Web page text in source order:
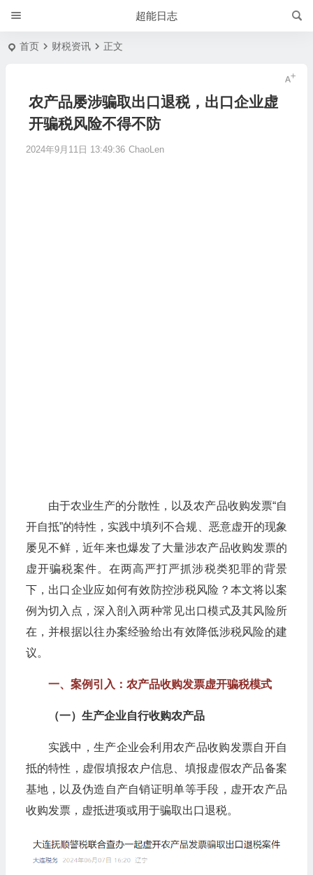
超能日志
首页 财税资讯 正文
农产品屡涉骗取出口退税，出口企业虚
开骗税风险不得不防
2024年9月11日 13:49:36 ChaoLen
由于农业生产的分散性，以及农产品收购发票“自
开自抵”的特性，实践中填列不合规、恶意虚开的现象
屡见不鲜，近年来也爆发了大量涉农产品收购发票的
虚开骗税案件。在两高严打严抓涉税类犯罪的背景
下，出口企业应如何有效防控涉税风险？本文将以案
例为切入点，深入剖入两种常见出口模式及其风险所
在，并根据以往办案经验给出有效降低涉税风险的建
议。
一、案例引入：农产品收购发票虚开骗税模式
（一）生产企业自行收购农产品
实践中，生产企业会利用农产品收购发票自开自
抵的特性，虚假填报农户信息、填报虚假农产品备案
基地，以及伪造自产自销证明单等手段，虚开农产品
收购发票，虚抵进项或用于骗取出口退税。